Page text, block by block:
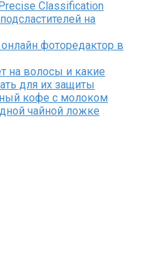
Classification
на
фоторедактор в
на волосы и какие
для их защиты
кофе с молоком
чайной ложке